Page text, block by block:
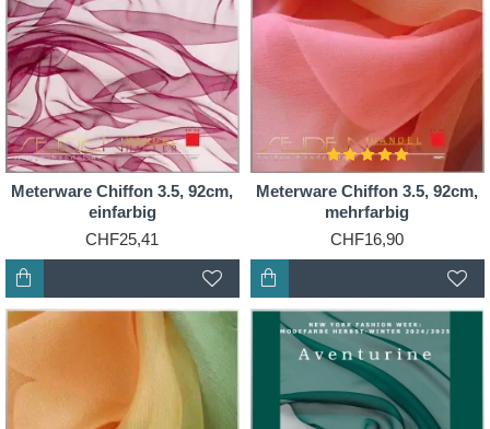
Meterware Chiffon 3.5, 92cm,
einfarbig
CHF25,41
Meterware Chiffon 3.5, 92cm,
mehrfarbig
CHF16,90